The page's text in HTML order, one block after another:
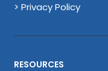
> Privacy Policy
RESOURCES